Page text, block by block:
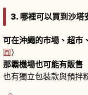
3. 哪裡可以買到沙塔
可在沖繩的市場、超市
圓）
那霸機場也可能有販售
也有獨立包裝款與預拌